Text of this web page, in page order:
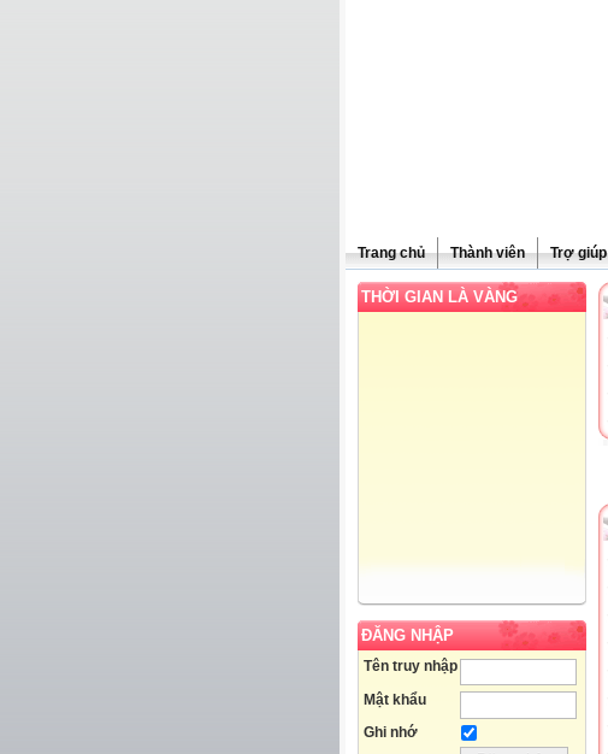
Trang chủ Thành viên Trợ giúp
THỜI GIAN LÀ VÀNG
ĐĂNG NHẬP
Tên truy nhập
Mật khẩu
Ghi nhớ